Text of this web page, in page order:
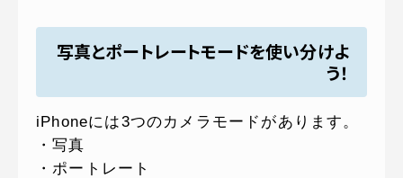
写真とポートレートモードを使い分けよ
う！
iPhoneには3つのカメラモードがあります。
・写真
・ポートレート